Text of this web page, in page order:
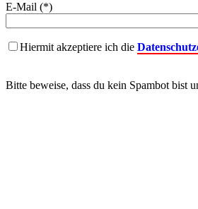
E-Mail (*)
Hiermit akzeptiere ich die
Bitte beweise, dass du kein Spambot bist